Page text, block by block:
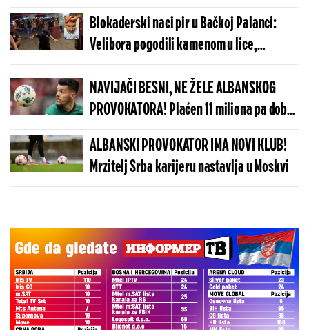
Vrbasu upotrebljen zvučni top
Blokaderski naci pir u Bačkoj Palanci:
Velibora pogodili kamenom u lice,
povređen i policajac (FOTO/VIDEO)
NAVIJAČI BESNI, NE ŽELE ALBANSKOG
PROVOKATORA! Plaćen 11 miliona pa dobio
brutalnu poruku
ALBANSKI PROVOKATOR IMA NOVI KLUB!
Mrzitelj Srba karijeru nastavlja u Moskvi